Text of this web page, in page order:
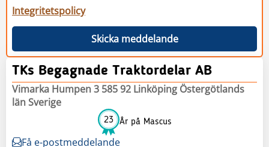
Integritetspolicy
Skicka meddelande
TKs Begagnade Traktordelar AB
Vimarka Humpen 3 585 92 Linköping Östergötlands
län Sverige
23 År på Mascus
Få e-postmeddelande